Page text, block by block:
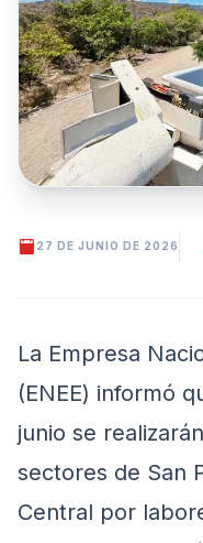
27 DE JUNIO DE 2026
La Empresa
(ENEE) informó
junio se
sectores de San
Central por